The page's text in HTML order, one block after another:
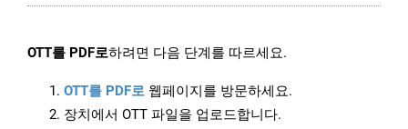
OTT를 PDF로하려면 다음 단계를 따르세요.
OTT를 PDF로 웹페이지를 방문하세요.
장치에서 OTT 파일을 업로드합니다.